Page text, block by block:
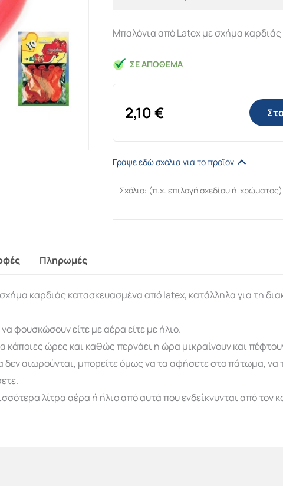
Μπαλόνια από Latex με σχήμα
ΣΕ ΑΠΌΘΕΜΑ
2,10€
Γράψε εδώ σχόλια για το προϊόν
Πληρωμές
καρδιάς κατασκευασμένα από latex, κατάλληλα για τη
φουσκώσουν είτε με αέρα είτε με ήλιο.
κάποιες ώρες και καθώς περνάει η ώρα μικραίνουν και
αιωρούνται, μπορείτε όμως να τα αφήσετε στο πάτωμα, να
λίτρα αέρα ή ήλιο από αυτά που ενδείκνυνται από τον